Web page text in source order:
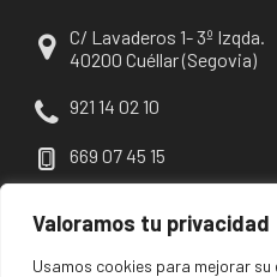
Valoramos tu privacidad
Usamos cookies para mejorar
C/ Lavaderos 1- 3º Izqda.
40200 Cuéllar (Segovia)
921 14 02 10
669 07 45 15